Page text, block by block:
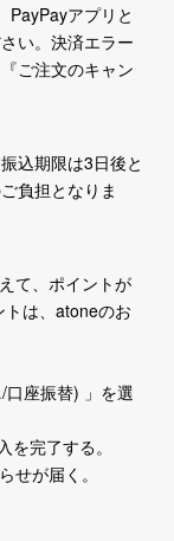
PayPayアプリと
い。決済エラー
ご注文のキャン
込期限は3日後と
負担となりま
て、ポイントが
は、atoneのお
座振替) 」を選
完了する。
せが届く。